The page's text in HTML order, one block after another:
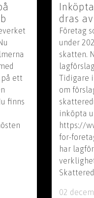
ett
finns
dras
Företag
under
skatten.
Tidigare
om
inköpta
https://
for-
har
02